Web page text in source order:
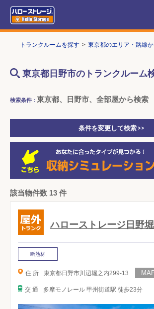
トランクルームを探す 東京都のエリア・路線
東京都日野市のトランクルーム
検索条件 : 東京都、日野市、全部屋から検索
条件を変更して検索 >>
該当物件数 13 件
ハローストレージ日野
断熱材
住 所 東京都日野市川辺堀之内299-13
交 通 多摩モノレール 甲州街道駅 徒歩23分